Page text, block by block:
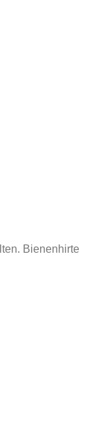
Bienenhirte